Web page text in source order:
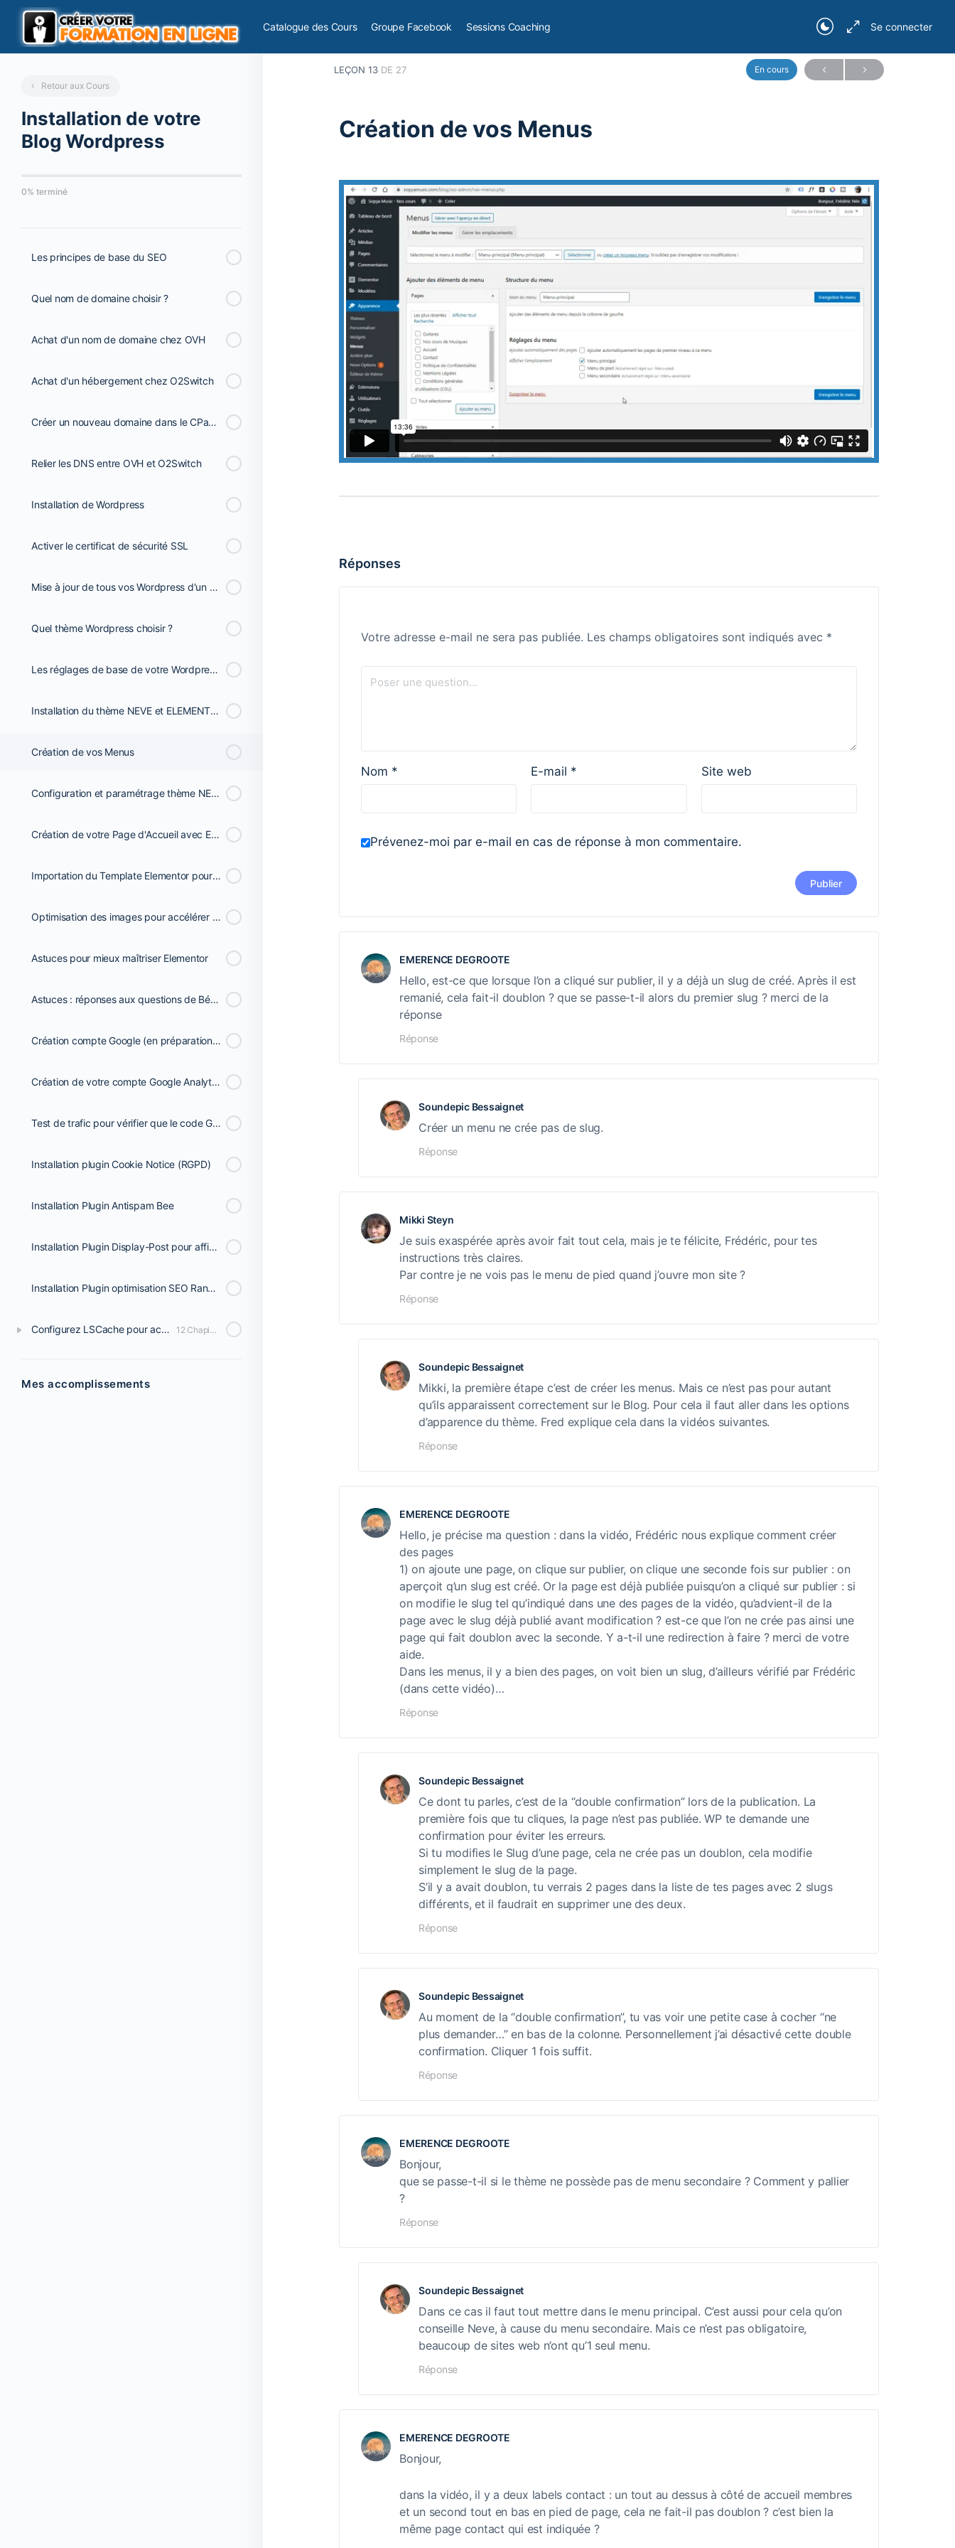
Catalogue des Cours Groupe Facebook Sessions Coaching Se connecter
Retour aux Cours
Installation de votre
Blog Wordpress
0% terminé
Les principes de base du SEO
Quel nom de domaine choisir ?
Achat d'un nom de domaine chez OVH
Achat d'un hébergement chez O2Switch
Créer un nouveau domaine dans le CPanel d'O2Switch
Relier les DNS entre OVH et O2Switch
Installation de Wordpress
Activer le certificat de sécurité SSL
Mise à jour de tous vos Wordpress d'un seul coup avec MainWP
Quel thème Wordpress choisir ?
Les réglages de base de votre Wordpress (permaliens, format date et heure, pings, etc)
Installation du thème NEVE et ELEMENTOR
Création de vos Menus
Configuration et paramétrage thème NEVE
Création de votre Page d'Accueil avec ELEMENTOR
Importation du Template Elementor pour votre Page d'Accueil
Optimisation des images pour accélérer l'affichage de votre blog
Astuces pour mieux maîtriser Elementor
Astuces : réponses aux questions de Béatrice
Création compte Google (en préparation de Search Console, Analytics, AdWords, etc)
Création de votre compte Google Analytics et ajout du code sur votre Blog
Test de trafic pour vérifier que le code Google fonctionne bien
Installation plugin Cookie Notice (RGPD)
Installation Plugin Antispam Bee
Installation Plugin Display-Post pour afficher automatiquement les articles d'une catégorie
Installation Plugin optimisation SEO Rank Math
Configurez LSCache pour accélérer votre site 12 Chapitres
Mes accomplissements
Installation de votre Blog WordPress Création de vos Menus
LEÇON 13 DE 27 En cours
Création de vos Menus
Réponses
Votre adresse e-mail ne sera pas publiée. Les champs obligatoires sont indiqués avec *
Nom * E-mail * Site web
Prévenez-moi par e-mail en cas de réponse à mon commentaire.
EMERENCE DEGROOTE
Hello, est-ce que lorsque l’on a cliqué sur publier, il y a déjà un slug de créé. Après il est
remanié, cela fait-il doublon ? que se passe-t-il alors du premier slug ? merci de la
réponse
Réponse
Soundepic Bessaignet
Créer un menu ne crée pas de slug.
Réponse
Mikki Steyn
Je suis exaspérée après avoir fait tout cela, mais je te félicite, Frédéric, pour tes
instructions très claires.
Par contre je ne vois pas le menu de pied quand j’ouvre mon site ?
Réponse
Soundepic Bessaignet
Mikki, la première étape c’est de créer les menus. Mais ce n’est pas pour autant
qu’ils apparaissent correctement sur le Blog. Pour cela il faut aller dans les options
d’apparence du thème. Fred explique cela dans la vidéos suivantes.
Réponse
EMERENCE DEGROOTE
Hello, je précise ma question : dans la vidéo, Frédéric nous explique comment créer
des pages
1) on ajoute une page, on clique sur publier, on clique une seconde fois sur publier : on
aperçoit q’un slug est créé. Or la page est déjà publiée puisqu’on a cliqué sur publier : si
on modifie le slug tel qu’indiqué dans une des pages de la vidéo, qu’advient-il de la
page avec le slug déjà publié avant modification ? est-ce que l’on ne crée pas ainsi une
page qui fait doublon avec la seconde. Y a-t-il une redirection à faire ? merci de votre
aide.
Dans les menus, il y a bien des pages, on voit bien un slug, d’ailleurs vérifié par Frédéric
(dans cette vidéo)…
Réponse
Soundepic Bessaignet
Ce dont tu parles, c’est de la “double confirmation” lors de la publication. La
première fois que tu cliques, la page n’est pas publiée. WP te demande une
confirmation pour éviter les erreurs.
Si tu modifies le Slug d’une page, cela ne crée pas un doublon, cela modifie
simplement le slug de la page.
S’il y a avait doublon, tu verrais 2 pages dans la liste de tes pages avec 2 slugs
différents, et il faudrait en supprimer une des deux.
Réponse
Soundepic Bessaignet
Au moment de la “double confirmation”, tu vas voir une petite case à cocher “ne
plus demander…” en bas de la colonne. Personnellement j’ai désactivé cette double
confirmation. Cliquer 1 fois suffit.
Réponse
EMERENCE DEGROOTE
Bonjour,
que se passe-t-il si le thème ne possède pas de menu secondaire ? Comment y pallier
?
Réponse
Soundepic Bessaignet
Dans ce cas il faut tout mettre dans le menu principal. C’est aussi pour cela qu’on
conseille Neve, à cause du menu secondaire. Mais ce n’est pas obligatoire,
beaucoup de sites web n’ont qu’1 seul menu.
Réponse
EMERENCE DEGROOTE
Bonjour,
dans la vidéo, il y a deux labels contact : un tout au dessus à côté de accueil membres
et un second tout en bas en pied de page, cela ne fait-il pas doublon ? c’est bien la
même page contact qui est indiquée ?